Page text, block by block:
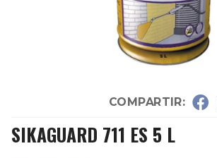
COMPARTIR:
SIKAGUARD 711 ES 5 L